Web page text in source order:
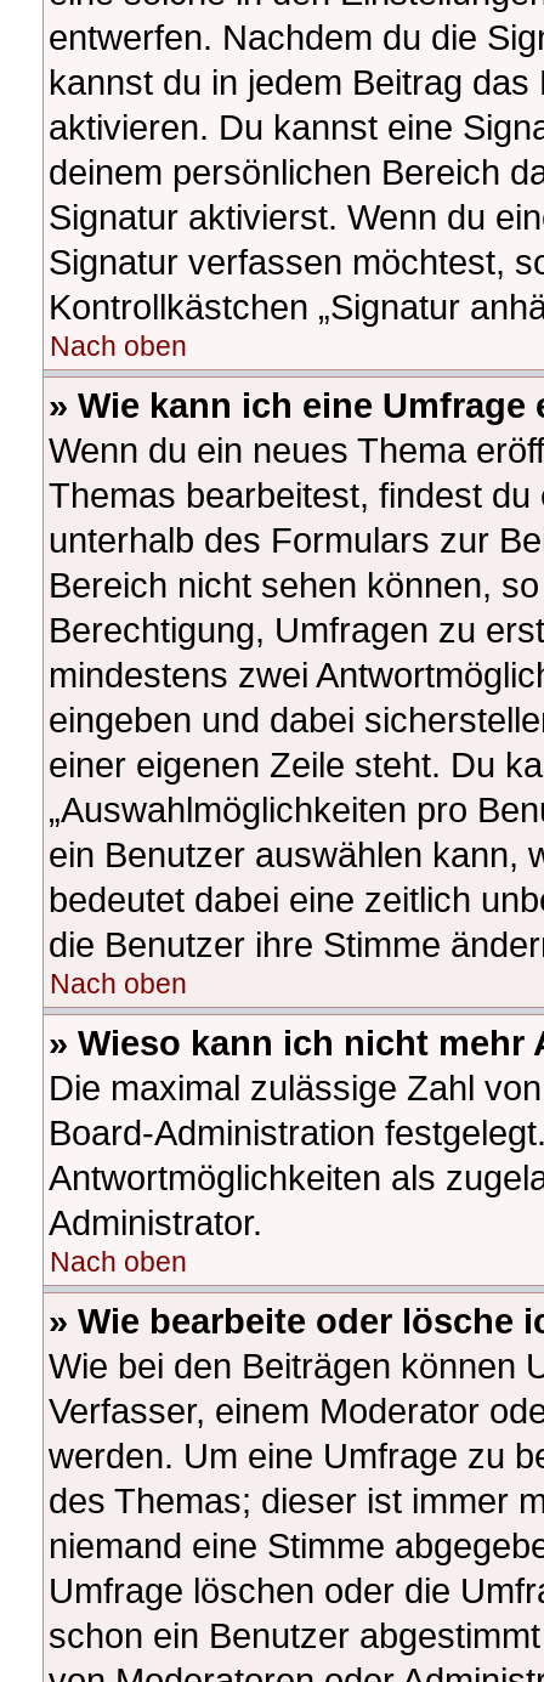
entwerfen. Nachdem du die
kannst du in jedem Beitrag das
aktivieren. Du kannst eine
deinem persönlichen Bereich
Signatur aktivierst. Wenn du
Signatur verfassen möchtest,
Kontrollkästchen „Signatur
Nach oben
» Wie kann ich eine Umfrage
Wenn du ein neues Thema
Themas bearbeitest, findest du
unterhalb des Formulars zur
Bereich nicht sehen können,
Berechtigung, Umfragen zu
mindestens zwei
eingeben und dabei
einer eigenen Zeile steht. Du
„Auswahlmöglichkeiten pro
ein Benutzer auswählen kann,
bedeutet dabei eine zeitlich
die Benutzer ihre Stimme
Nach oben
» Wieso kann ich nicht
Die maximal zulässige Zahl
Board-Administration
Antwortmöglichkeiten als
Administrator.
Nach oben
» Wie bearbeite oder lösche
Wie bei den Beiträgen können
Verfasser, einem Moderator
werden. Um eine Umfrage zu
des Themas; dieser ist immer
niemand eine Stimme
Umfrage löschen oder die
schon ein Benutzer